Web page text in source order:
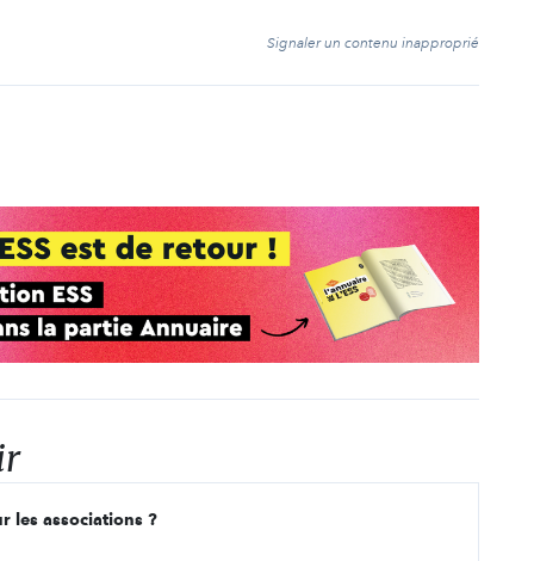
Signaler un contenu inapproprié
les associations ?